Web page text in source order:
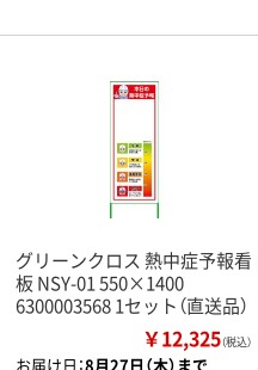
グリーンクロス 熱中症予報看
板 NSY-01 550×1400
6300003568 1セット（直送品）
￥12,325（税込）
お届け日：8月27日（木）まで